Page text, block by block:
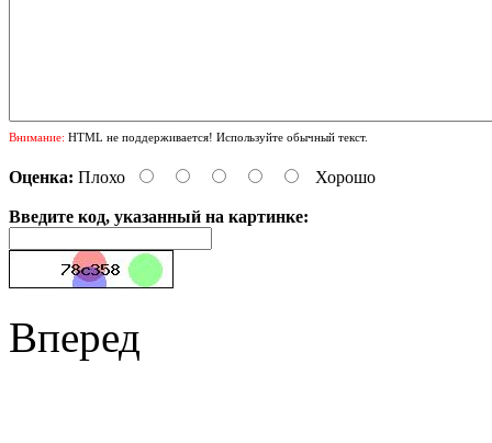
Внимание: HTML не поддерживается! Используйте обычный текст.
Оценка: Плохо Хорошо
Введите код, указанный на картинке:
Вперед